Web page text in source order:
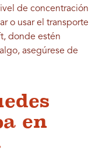
de concentración
o usar el transporte
donde estén
asegúrese de
en